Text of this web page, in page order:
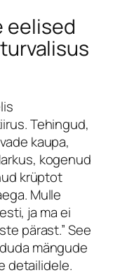
eelised
Tehingud,
kaupa,
, kogenud
krüptot
Mulle
ja ma ei
pärast.” See
mängude
detailidele.